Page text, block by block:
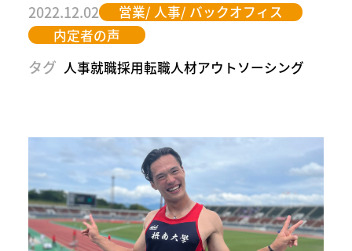
2022.12.02
営業/ 人事/ バックオフィス
内定者の声
タグ 人事就職採用転職人材アウトソーシング